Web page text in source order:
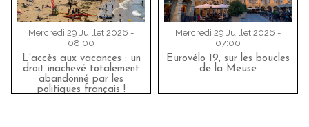
Mercredi 29 Juillet 2026 -
08:00
L’accès aux vacances : un
droit inachevé totalement
abandonné par les
politiques français !
Mercredi 29 Juillet 2026 -
07:00
Eurovélo 19, sur les boucles
de la Meuse